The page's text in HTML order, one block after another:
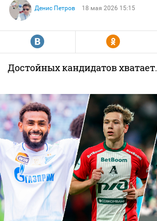
Денис Петров 18 мая 2026 15:15
R Y
Достойных кандидатов хватает.